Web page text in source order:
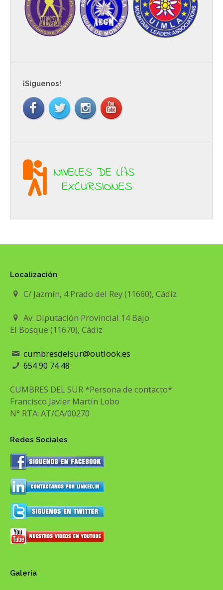
¡Síguenos!
Localización
C/ Jazmín, 4 Prado del Rey (11660), Cádiz
Av. Diputación Provincial 14 Bajo
El Bosque (11670), Cádiz
cumbresdelsur@outlook.es
654 90 74 48
CUMBRES DEL SUR *Persona de contacto*
Francisco Javier Martín Lobo
N° RTA: AT/CA/00270
Redes Sociales
Galería